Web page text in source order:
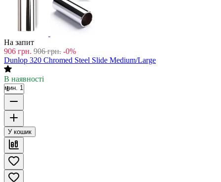
На запит
906 грн. 906 грн. -0%
Dunlop 320 Chromed Steel Slide Medium/Large
В наявності
мин. 1
У кошик